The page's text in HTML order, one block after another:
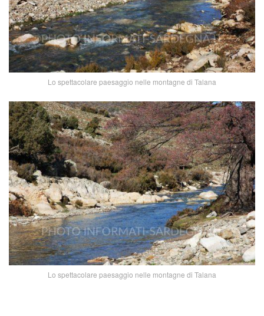
Lo spettacolare paesaggio nelle montagne di Talana
Lo spettacolare paesaggio nelle montagne di Talana